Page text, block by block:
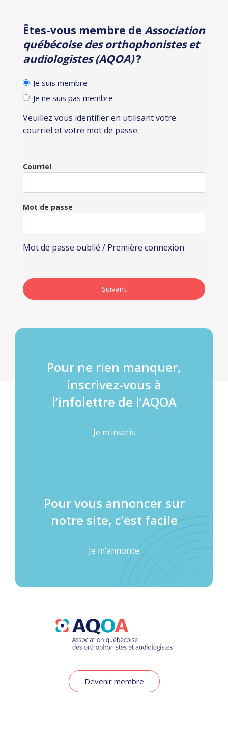
Identification
Êtes-vous membre de Association
québécoise des orthophonistes et
audiologistes (AQOA)?
Je suis membre
Je ne suis pas membre
Veuillez vous identifier en utilisant votre
courriel et votre mot de passe.
Courriel
Mot de passe
Mot de passe oublié / Première connexion
Pour ne rien manquer,
inscrivez-vous à
l’infolettre de l’AQOA
Je m’inscris
Pour vous annoncer sur
notre site, c’est facile
Je m’annonce
Devenir membre